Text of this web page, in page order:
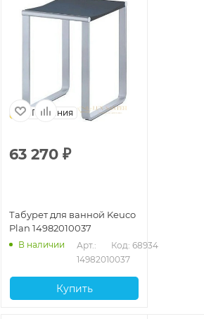
Германия
63 270 ₽
Табурет для ванной Keuco
Plan 14982010037
В наличии
Арт.:
14982010037
Код: 68934
Купить